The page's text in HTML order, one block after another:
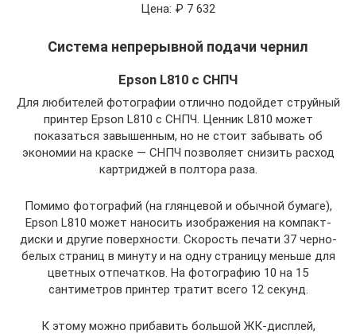
Цена: ₽ 7 632
Система непрерывной подачи чернил
Epson L810 с СНПЧ
Для любителей фотографии отлично подойдет струйный
принтер Epson L810 с СНПЧ. Ценник L810 может
показаться завышенным, но не стоит забывать об
экономии на краске — СНПЧ позволяет снизить расход
картриджей в полтора раза.
Помимо фотографий (на глянцевой и обычной бумаге),
Epson L810 может наносить изображения на компакт-
диски и другие поверхности. Скорость печати 37 черно-
белых страниц в минуту и на одну страницу меньше для
цветных отпечатков. На фотографию 10 на 15
сантиметров принтер тратит всего 12 секунд.
К этому можно прибавить большой ЖК-дисплей,